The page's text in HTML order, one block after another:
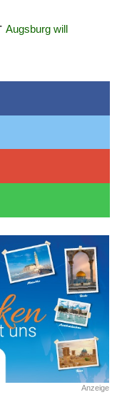
Augsburg will
Anzeige